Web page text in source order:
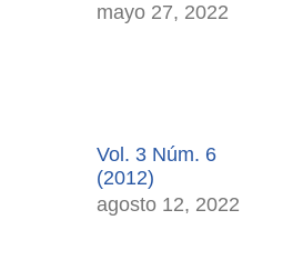
mayo 27, 2022
Vol. 3 Núm. 6
(2012)
agosto 12, 2022